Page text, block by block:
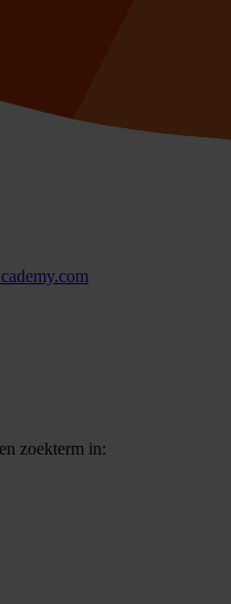
zoekterm in: